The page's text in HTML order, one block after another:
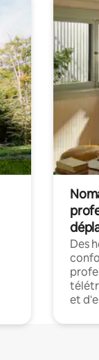
Des
et